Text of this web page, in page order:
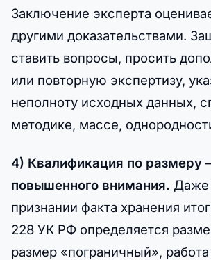
Заключение эксперта
другими доказательствами.
ставить вопросы, просить
или повторную экспертизу,
неполноту исходных данных,
методике, массе,
4) Квалификация по размеру
повышенного внимания. Даже
признании факта хранения
228 УК РФ определяется
размер «пограничный»,